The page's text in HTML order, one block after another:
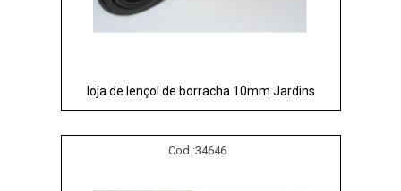
loja de lençol de borracha 10mm Jardins
Cod.:34646